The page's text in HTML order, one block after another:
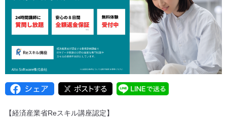
【経済産業省Reスキル講座認定】